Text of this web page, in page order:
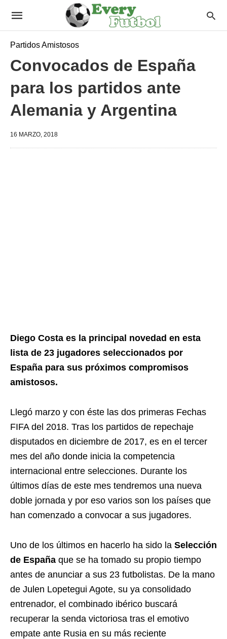
Partidos Amistosos
Convocados de España
para los partidos ante
Alemania y Argentina
16 MARZO, 2018
Diego Costa es la principal novedad en esta
lista de 23 jugadores seleccionados por
España para sus próximos compromisos
amistosos.
Llegó marzo y con éste las dos primeras Fechas
FIFA del 2018. Tras los partidos de repechaje
disputados en diciembre de 2017, es en el tercer
mes del año donde inicia la competencia
internacional entre selecciones. Durante los
últimos días de este mes tendremos una nueva
doble jornada y por eso varios son los países que
han comenzado a convocar a sus jugadores.
Uno de los últimos en hacerlo ha sido la Selección
de España que se ha tomado su propio tiempo
antes de anunciar a sus 23 futbolistas. De la mano
de Julen Lopetegui Agote, su ya consolidado
entrenador, el combinado ibérico buscará
recuperar la senda victoriosa tras el emotivo
empate ante Rusia en su más reciente